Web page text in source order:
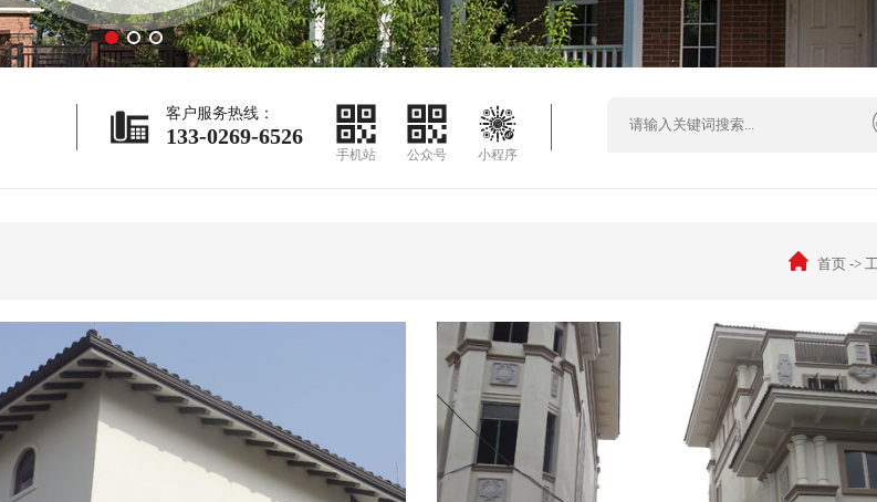
客户服务热线：
133-0269-6526
手机站 公众号 小程序
首页 ->